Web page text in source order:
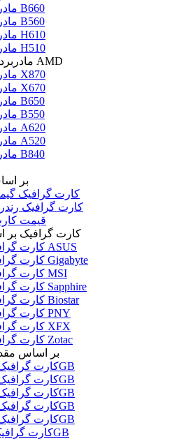
مادربرد B660
مادربرد B560
مادربرد H610
مادربرد H510
مادربرد بر اساس AMD
مادربرد X870
مادربرد X670
مادربرد B650
مادربرد B550
مادربرد A620
مادربرد A520
مادربرد B840
بر
کارت گرافیک
کارت گرافیک
قیمت
کارت گرافیک بر
کارت گرافیک ASUS
کارت گرافیک Gigabyte
کارت گرافیک MSI
کارت گرافیک Sapphire
کارت گرافیک Biostar
کارت گرافیک PNY
کارت گرافیک XFX
کارت گرافیک Zotac
بر اساس
کارت گرافیک 48GB
کارت گرافیک 32GB
کارت گرافیک 24GB
کارت گرافیک 16GB
کارت گرافیک 12GB
کارت گرافیک 8GB